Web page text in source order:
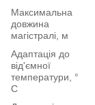
Максимальна
довжина
магістралі, м
Адаптація до
від'ємної
температури, °
C